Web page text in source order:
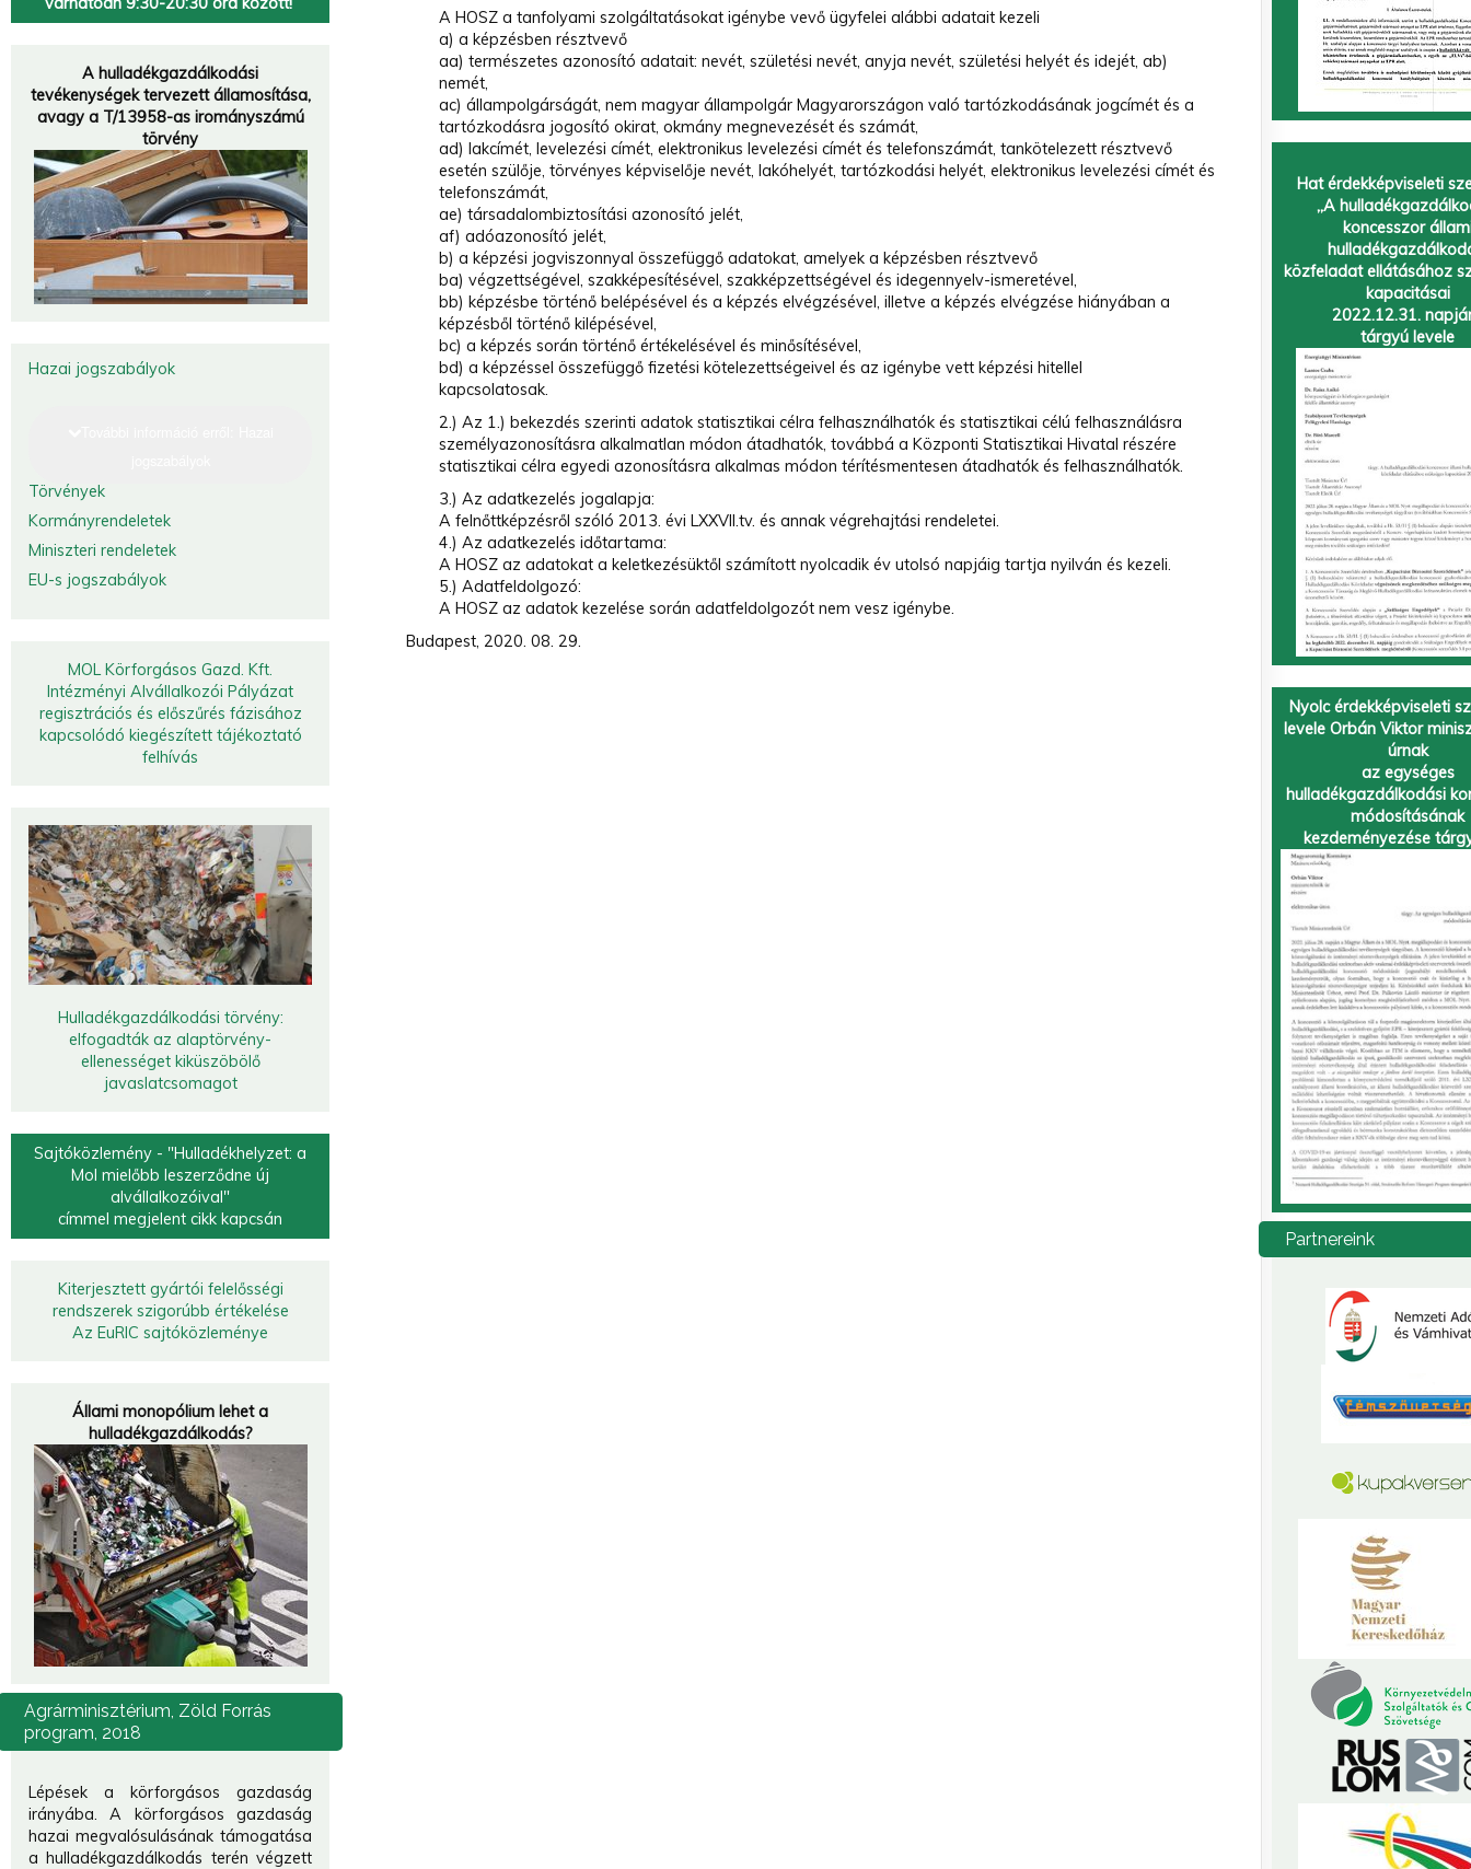
OrszágosSzövetsége
„A múzeumok a múltat őrzik meg, a hulladékfeldolgozók a jövőt.
A HOSZ a tanfolyami szolgáltatásokat igénybe vevő ügyfelei alábbi adatait kezeli
a) a képzésben résztvevő
aa) természetes azonosító adatait: nevét, születési nevét, anyja nevét, születési helyét és idejét, ab)
nemét,
ac) állampolgárságát, nem magyar állampolgár Magyarországon való tartózkodásának jogcímét és a
tartózkodásra jogosító okirat, okmány megnevezését és számát,
ad) lakcímét, levelezési címét, elektronikus levelezési címét és telefonszámát, tankötelezett résztvevő
esetén szülője, törvényes képviselője nevét, lakóhelyét, tartózkodási helyét, elektronikus levelezési címét és
telefonszámát,
ae) társadalombiztosítási azonosító jelét,
af) adóazonosító jelét,
b) a képzési jogviszonnyal összefüggő adatokat, amelyek a képzésben résztvevő
ba) végzettségével, szakképesítésével, szakképzettségével és idegennyelv-ismeretével,
bb) képzésbe történő belépésével és a képzés elvégzésével, illetve a képzés elvégzése hiányában a
képzésből történő kilépésével,
bc) a képzés során történő értékelésével és minősítésével,
bd) a képzéssel összefüggő fizetési kötelezettségeivel és az igénybe vett képzési hitellel
kapcsolatosak.
2.) Az 1.) bekezdés szerinti adatok statisztikai célra felhasználhatók és statisztikai célú felhasználásra
személyazonosításra alkalmatlan módon átadhatók, továbbá a Központi Statisztikai Hivatal részére
statisztikai célra egyedi azonosításra alkalmas módon térítésmentesen átadhatók és felhasználhatók.
3.) Az adatkezelés jogalapja:
A felnőttképzésről szóló 2013. évi LXXVII.tv. és annak végrehajtási rendeletei.
4.) Az adatkezelés időtartama:
A HOSZ az adatokat a keletkezésüktől számított nyolcadik év utolsó napjáig tartja nyilván és kezeli.
5.) Adatfeldolgozó:
A HOSZ az adatok kezelése során adatfeldolgozót nem vesz igénybe.
Budapest, 2020. 08. 29.
A hulladékgazdálkodási
tevékenységek tervezett államosítása,
avagy a T/13958-as irományszámú
törvény
Hazai jogszabályok
Törvények
Kormányrendeletek
Miniszteri rendeletek
EU-s jogszabályok
MOL Körforgásos Gazd. Kft.
Intézményi Alvállalkozói Pályázat
regisztrációs és előszűrés fázisához
kapcsolódó kiegészített tájékoztató
felhívás
Hulladékgazdálkodási törvény:
elfogadták az alaptörvény-
ellenességet kiküszöbölő
javaslatcsomagot
Sajtóközlemény - "Hulladékhelyzet: a
Mol mielőbb leszerződne új
alvállalkozóival"
címmel megjelent cikk kapcsán
Kiterjesztett gyártói felelősségi
rendszerek szigorúbb értékelése
Az EuRIC sajtóközleménye
Állami monopólium lehet a
hulladékgazdálkodás?
Agrárminisztérium, Zöld Forrás
program, 2018
Lépések a körforgásos gazdaság
irányába. A körforgásos gazdaság
hazai megvalósulásának támogatása
a hulladékgazdálkodás terén végzett
Hat érdekképviseleti
„A
koncesszor
közfeladat ellátásához
kapacitásai
2022.12.31.
tárgyú levele
Nyolc érdekképviseleti
levele Orbán Viktor
úrnak
az egységes
hulladékgazdálkodási
módosításának
kezdeményezése
Partnereink